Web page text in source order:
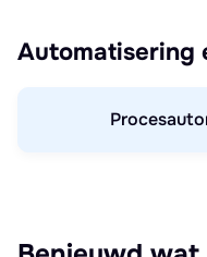
Automatisering